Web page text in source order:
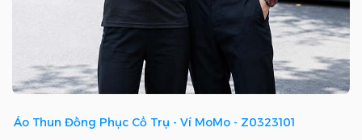
Áo Thun Đồng Phục Cổ Trụ - Ví MoMo - Z0323101